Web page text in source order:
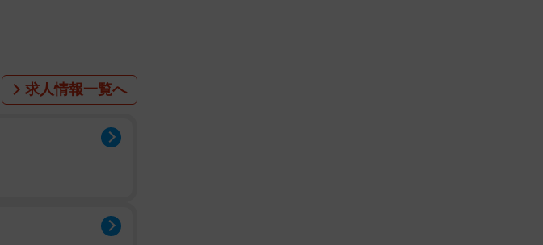
れるときの顔が違い
撮影時のことを、飼い
求人情報一覧へ